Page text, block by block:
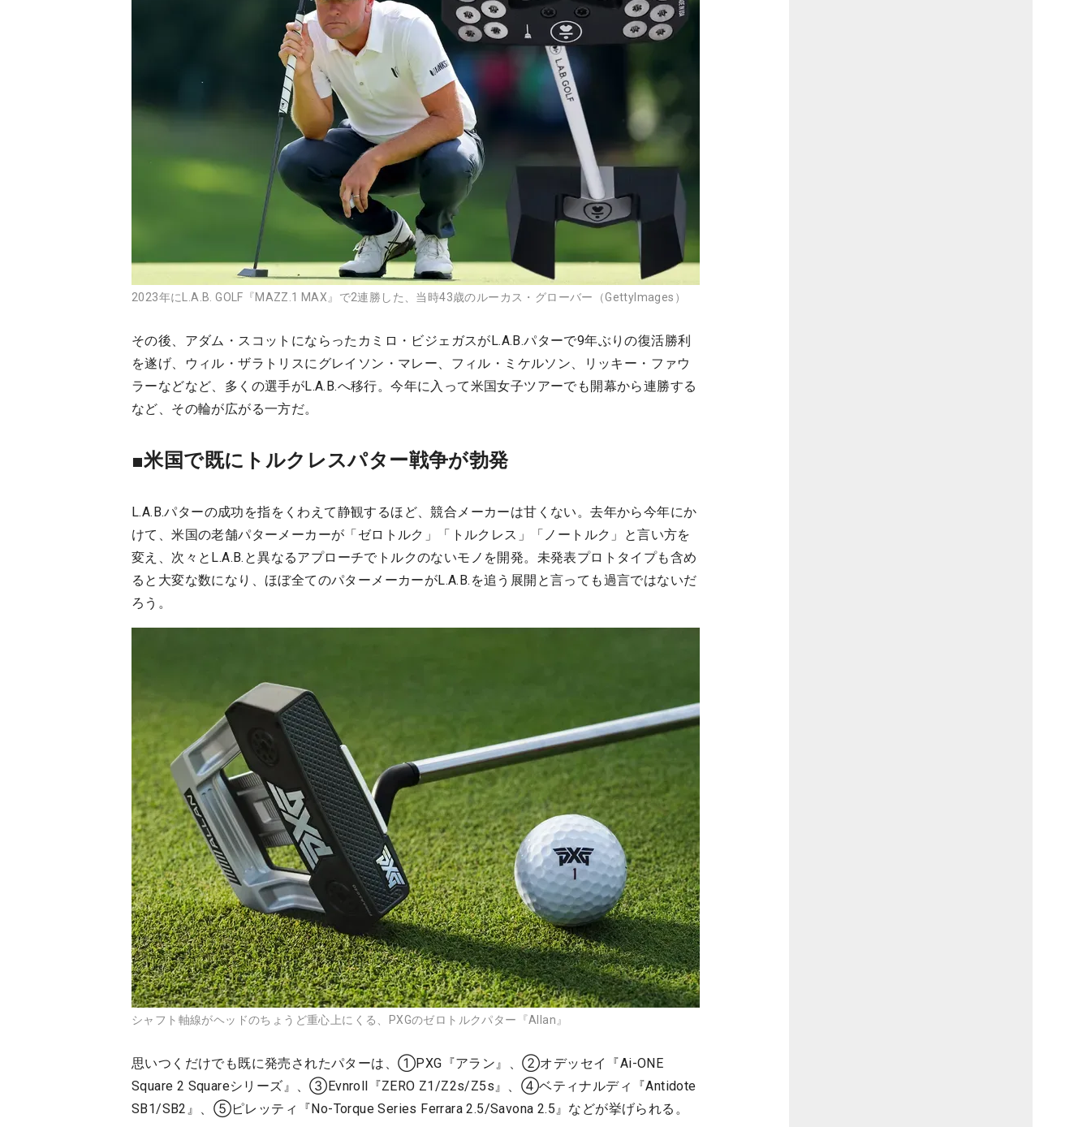
2023年にL.A.B. GOLF『MAZZ.1 MAX』で2連勝した、当時43歳のルーカス・グローバー（GettyImages）
その後、アダム・スコットにならったカミロ・ビジェガスがL.A.B.パターで9年ぶりの復活勝利
を遂げ、ウィル・ザラトリスにグレイソン・マレー、フィル・ミケルソン、リッキー・ファウ
ラーなどなど、多くの選手がL.A.B.へ移行。今年に入って米国女子ツアーでも開幕から連勝する
など、その輪が広がる一方だ。
■米国で既にトルクレスパター戦争が勃発
L.A.B.パターの成功を指をくわえて静観するほど、競合メーカーは甘くない。去年から今年にか
けて、米国の老舗パターメーカーが「ゼロトルク」「トルクレス」「ノートルク」と言い方を
変え、次々とL.A.B.と異なるアプローチでトルクのないモノを開発。未発表プロトタイプも含め
ると大変な数になり、ほぼ全てのパターメーカーがL.A.B.を追う展開と言っても過言ではないだ
ろう。
シャフト軸線がヘッドのちょうど重心上にくる、PXGのゼロトルクパター『Allan』
思いつくだけでも既に発売されたパターは、①PXG『アラン』、②オデッセイ『Ai-ONE
Square 2 Squareシリーズ』、③Evnroll『ZERO Z1/Z2s/Z5s』、④ベティナルディ『Antidote
SB1/SB2』、⑤ピレッティ『No-Torque Series Ferrara 2.5/Savona 2.5』などが挙げられる。